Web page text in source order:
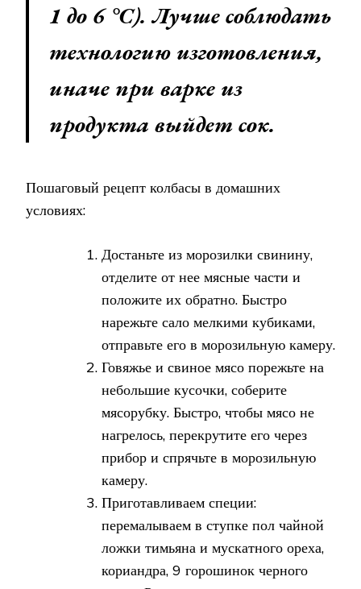
1 до 6 °С). Лучше соблюдать
технологию изготовления,
иначе при варке из
продукта выйдет сок.
Пошаговый рецепт колбасы в домашних
условиях:
Достаньте из морозилки свинину,
отделите от нее мясные части и
положите их обратно. Быстро
нарежьте сало мелкими кубиками,
отправьте его в морозильную камеру.
Говяжье и свиное мясо порежьте на
небольшие кусочки, соберите
мясорубку. Быстро, чтобы мясо не
нагрелось, перекрутите его через
прибор и спрячьте в морозильную
камеру.
Приготавливаем специи:
перемалываем в ступке пол чайной
ложки тимьяна и мускатного ореха,
кориандра, 9 горошинок черного